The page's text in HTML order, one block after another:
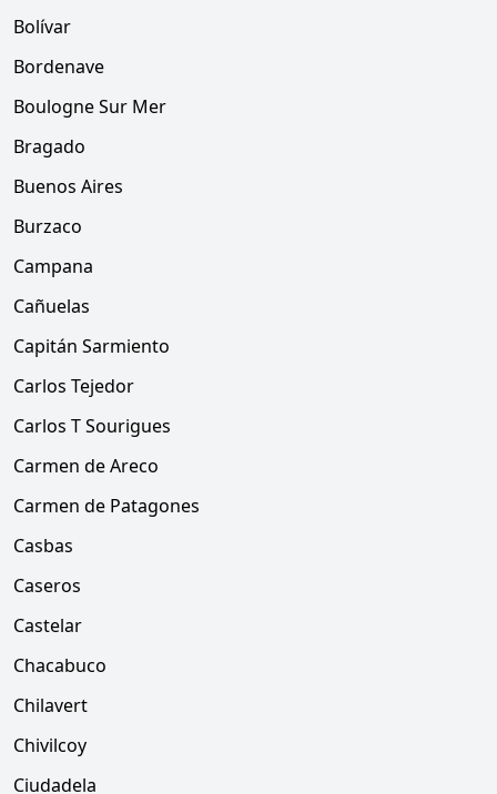
Bolívar
Bordenave
Boulogne Sur Mer
Bragado
Buenos Aires
Burzaco
Campana
Cañuelas
Capitán Sarmiento
Carlos Tejedor
Carlos T Sourigues
Carmen de Areco
Carmen de Patagones
Casbas
Caseros
Castelar
Chacabuco
Chilavert
Chivilcoy
Ciudadela